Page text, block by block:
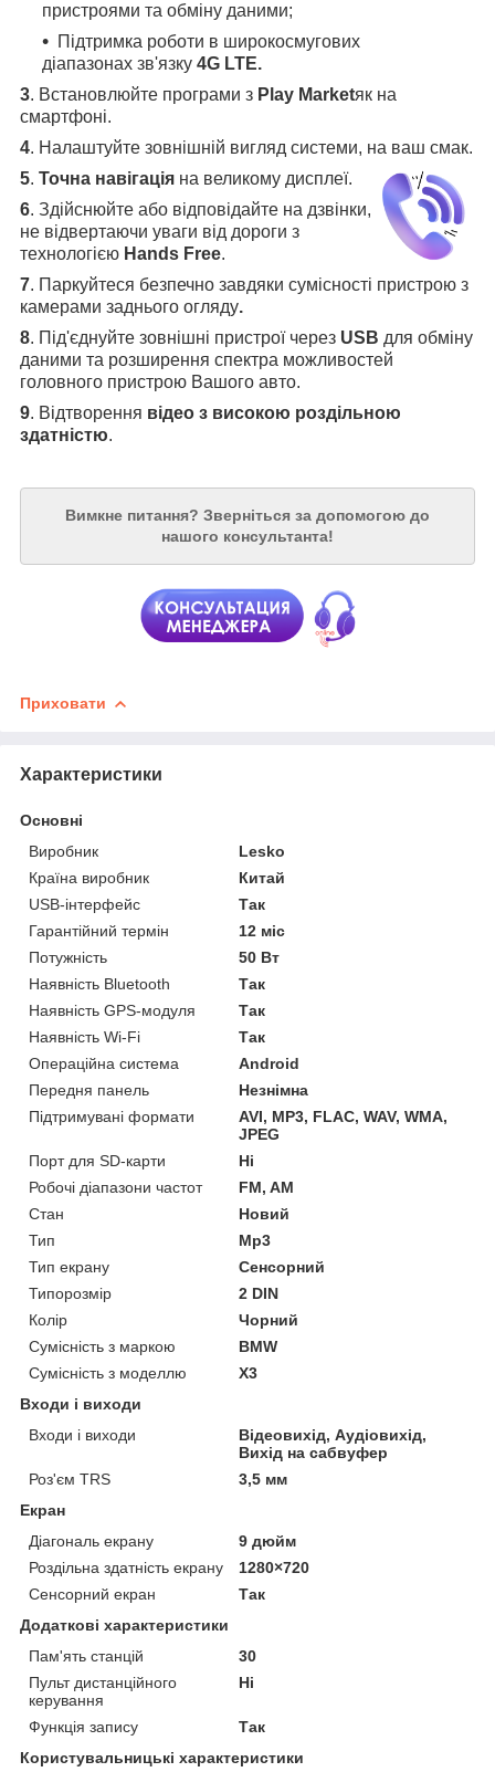
пристроями та обміну даними;
Підтримка роботи в широкосмугових
діапазонах зв'язку 4G LTE.
3. Встановлюйте програми з Play Marketяк на
смартфоні.
4. Налаштуйте зовнішній вигляд системи, на ваш смак.
5. Точна навігація на великому дисплеї.
6. Здійснюйте або відповідайте на дзвінки,
не відвертаючи уваги від дороги з
технологією Hands Free.
7. Паркуйтеся безпечно завдяки сумісності пристрою з
камерами заднього огляду.
8. Під'єднуйте зовнішні пристрої через USB для обміну
даними та розширення спектра можливостей
головного пристрою Вашого авто.
9. Відтворення відео з високою роздільною
здатністю.
Вимкне питання? Зверніться за допомогою до
нашого консультанта!
Приховати
Характеристики
Основні
Виробник
Lesko
Країна виробник
Китай
USB-інтерфейс
Так
Гарантійний термін
12 міс
Потужність
50 Вт
Наявність Bluetooth
Так
Наявність GPS-модуля
Так
Наявність Wi-Fi
Так
Операційна система
Android
Передня панель
Незнімна
Підтримувані формати
AVI, MP3, FLAC, WAV, WMA,
JPEG
Порт для SD-карти
Ні
Робочі діапазони частот
FM, AM
Стан
Новий
Тип
Mp3
Тип екрану
Сенсорний
Типорозмір
2 DIN
Колір
Чорний
Сумісність з маркою
BMW
Сумісність з моделлю
X3
Входи і виходи
Входи і виходи
Відеовихід, Аудіовихід,
Вихід на сабвуфер
Роз'єм TRS
3,5 мм
Екран
Діагональ екрану
9 дюйм
Роздільна здатність екрану
1280×720
Сенсорний екран
Так
Додаткові характеристики
Пам'ять станцій
30
Пульт дистанційного
керування
Ні
Функція запису
Так
Користувальницькі характеристики